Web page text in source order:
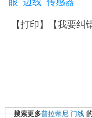
【打印】【我要纠
搜索更多普拉蒂尼 门线